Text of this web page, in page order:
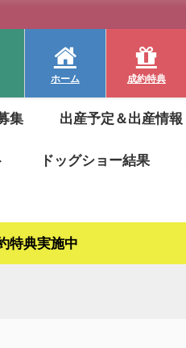
ホーム 成約特典
集 出産予定＆出産情報
ドッグショー結果
特典実施中